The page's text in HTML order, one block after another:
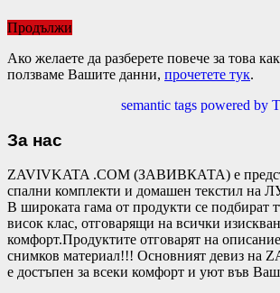
Продължи
Ако желаете да разберете повече за това
ползваме Вашите данни, прочетете тук.
semantic tags powered by
За нас
ZAVIVKATA .COM (ЗАВИВКАТА) е
спални комплекти и домашен текстил
В широката гама от продукти се подбират
висок клас, отговарящи на всички
комфорт.Продуктите отговарят на
снимков материал!!! Основният девиз на
е достъпен за всеки комфорт и уют във